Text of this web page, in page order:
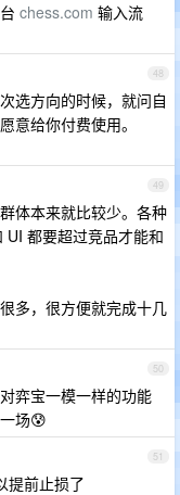
chess.com 输入流
48
选方向的时候，就问自
意给你付费使用。
49
体本来就比较少。各种
都要超过竞品才能和
多，很方便就完成十几
50
弈宝一模一样的功能
场😰
51
提前止损了